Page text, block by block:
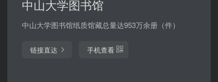
中山大学图书馆
中山大学图书馆纸质馆藏总量达953万余册（件）
链接直达 手机查看